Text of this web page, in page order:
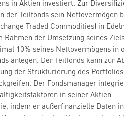
in Aktien investiert. Zur
der Teilfonds sein Nettovermögen
Traded Commodities) in
Rahmen der Umsetzung seines
10% seines Nettovermögens in
anlegen. Der Teilfonds kann zur
der Strukturierung des
Der Fondsmanager
in seiner Aktien-
indem er außerfinanzielle Daten